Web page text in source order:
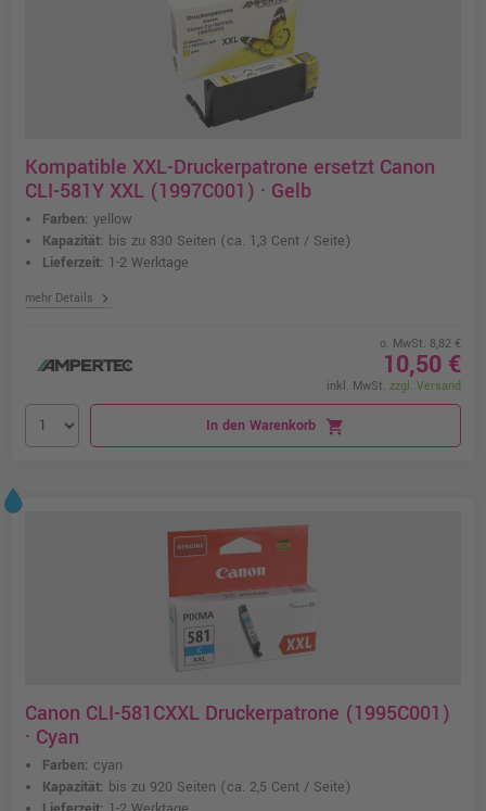
Kompatible XXL-Druckerpatrone ersetzt Canon
CLI-581Y XXL (1997C001) · Gelb
Farben: yellow
Kapazität: bis zu 830 Seiten (ca. 1,3 Cent / Seite)
Lieferzeit: 1-2 Werktage
mehr Details chevron_right
o. MwSt. 8,82 €
10,50 €
inkl. MwSt. zzgl. Versand
In den Warenkorb shopping_cart
Canon CLI-581CXXL Druckerpatrone (1995C001)
· Cyan
Farben: cyan
Kapazität: bis zu 920 Seiten (ca. 2,5 Cent / Seite)